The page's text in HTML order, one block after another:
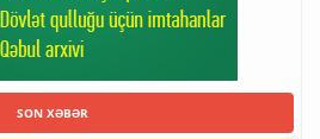
SON XƏBƏR